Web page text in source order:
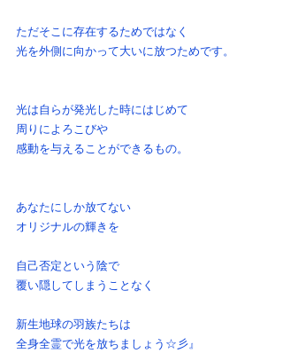
ただそこに存在するためではなく
光を外側に向かって大いに放つためです。
光は自らが発光した時にはじめて
周りによろこびや
感動を与えることができるもの。
あなたにしか放てない
オリジナルの輝きを
自己否定という陰で
覆い隠してしまうことなく
新生地球の羽族たちは
全身全霊で光を放ちましょう☆彡』